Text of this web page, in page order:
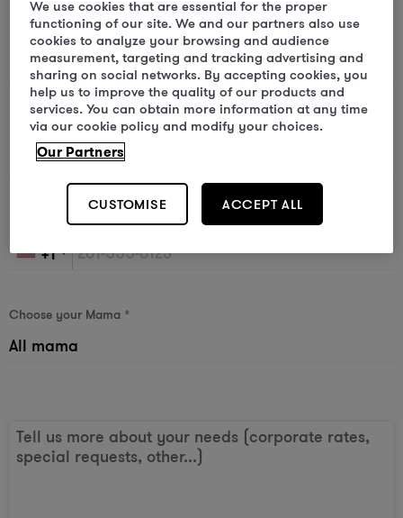
First name*
Email address*
Phone number*
+1
Choose your Mama *
Tell us more about your needs (corporate rates,
special requests, other...)
We use cookies that are essential for the proper
functioning of our site. We and our partners also use
cookies to analyze your browsing and audience
measurement, targeting and tracking advertising and
sharing on social networks. By accepting cookies, you
help us to improve the quality of our products and
services. You can obtain more information at any time
via our cookie policy and modify your choices.
Our Partners
CUSTOMISE ACCEPT ALL